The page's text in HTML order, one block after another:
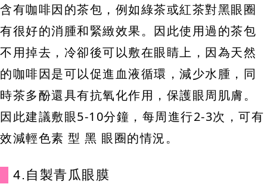
含有咖啡因的茶包，例如綠茶或紅茶對黑眼圈
有很好的消腫和緊緻效果。因此使用過的茶包
不用掉去，冷卻後可以敷在眼睛上，因為天然
的咖啡因是可以促進血液循環，減少水腫，同
時茶多酚還具有抗氧化作用，保護眼周肌膚。
因此建議敷眼5-10分鐘，每周進行2-3次，可有
效減輕色素 型 黑 眼圈的情況。
4.自製青瓜眼膜